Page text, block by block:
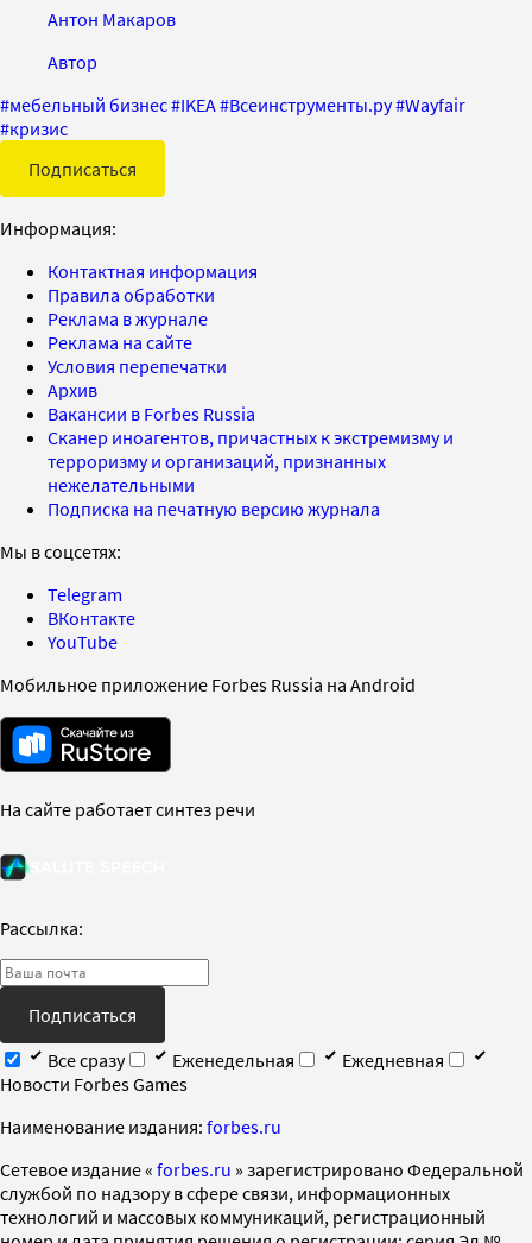
Антон Макаров
Автор
#мебельный бизнес#IKEA#Всеинструменты.ру#Wayfair
#кризис
Подписаться
Информация:
Контактная информация
Правила обработки
Реклама в журнале
Реклама на сайте
Условия перепечатки
Архив
Вакансии в Forbes Russia
Сканер иноагентов, причастных к экстремизму и
терроризму и организаций, признанных
нежелательными
Подписка на печатную версию журнала
Мы в соцсетях:
Telegram
ВКонтакте
YouTube
Мобильное приложение Forbes Russia на Android
На сайте работает синтез речи
Рассылка:
Подписаться
Все сразу
Еженедельная
Ежедневная
Новости Forbes Games
Наименование издания: forbes.ru
Cетевое издание « forbes.ru » зарегистрировано Федеральной
службой по надзору в сфере связи, информационных
технологий и массовых коммуникаций, регистрационный